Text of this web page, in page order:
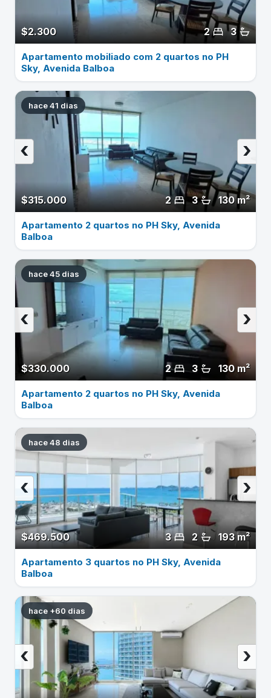
$2.300 3
2
Apartamento mobiliado com 2 quartos no PH
Sky, Avenida Balboa
hace 41 dias
$315.000 130 m²
3
2
›
‹
Apartamento 2 quartos no PH Sky, Avenida
Balboa
hace 45 dias
$330.000 130 m²
3
2
›
‹
Apartamento 2 quartos no PH Sky, Avenida
Balboa
hace 48 dias
$469.500 193 m²
2
3
›
‹
Apartamento 3 quartos no PH Sky, Avenida
Balboa
hace +60 dias
›
‹